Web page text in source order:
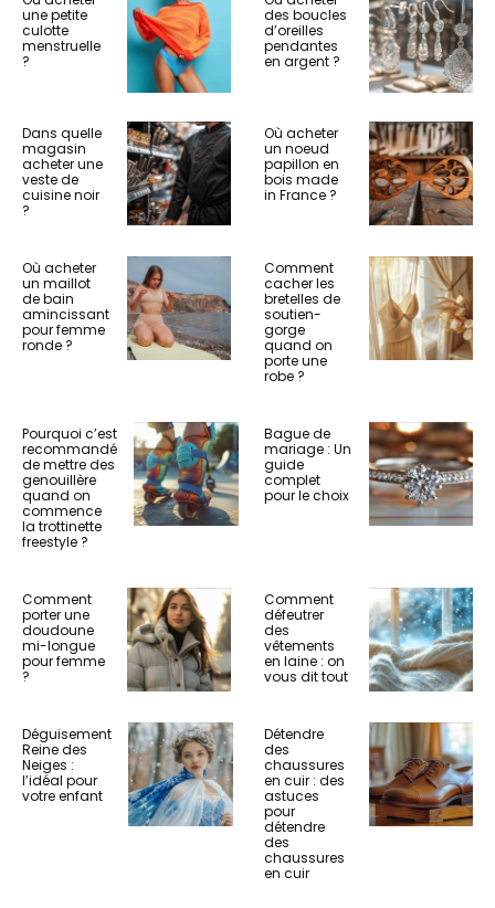
une petite
culotte
menstruelle
?
des boucles
d’oreilles
pendantes
en argent ?
Dans quelle
magasin
acheter une
veste de
cuisine noir
?
Où acheter
un noeud
papillon en
bois made
in France ?
Où acheter
un maillot
de bain
amincissant
pour femme
ronde ?
Comment
cacher les
bretelles de
soutien-
gorge
quand on
porte une
robe ?
Pourquoi c’est
recommandé
de mettre des
genouillère
quand on
commence
la trottinette
freestyle ?
Bague de
mariage : Un
guide
complet
pour le choix
Comment
porter une
doudoune
mi-longue
pour femme
?
Comment
défeutrer
des
vêtements
en laine : on
vous dit tout
Déguisement
Reine des
Neiges :
l’idéal pour
votre enfant
Détendre
des
chaussures
en cuir : des
astuces
pour
détendre
des
chaussures
en cuir